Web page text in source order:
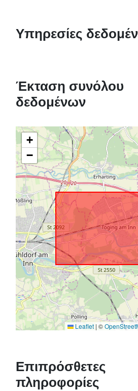
Υπηρεσίες
Έκταση συνόλου
δεδομένων
+
−
Leaflet | ©
Επιπρόσθετες
πληροφορίες